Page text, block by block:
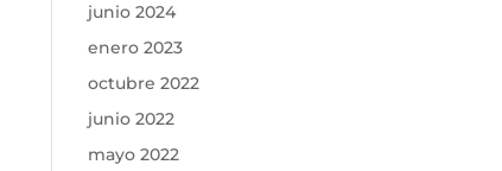
junio 2024
enero 2023
octubre 2022
junio 2022
mayo 2022